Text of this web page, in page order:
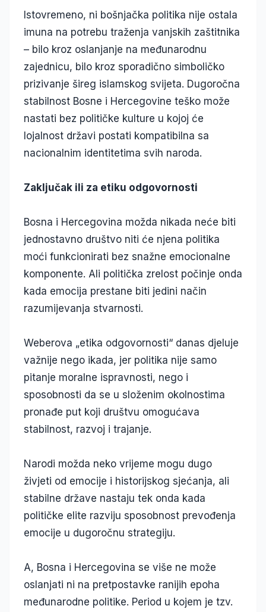
Istovremeno, ni bošnjačka politika nije ostala
imuna na potrebu traženja vanjskih zaštitnika
– bilo kroz oslanjanje na međunarodnu
zajednicu, bilo kroz sporadično simboličko
prizivanje šireg islamskog svijeta. Dugoročna
stabilnost Bosne i Hercegovine teško može
nastati bez političke kulture u kojoj će
lojalnost državi postati kompatibilna sa
nacionalnim identitetima svih naroda.
Zaključak ili za etiku odgovornosti
Bosna i Hercegovina možda nikada neće biti
jednostavno društvo niti će njena politika
moći funkcionirati bez snažne emocionalne
komponente. Ali politička zrelost počinje onda
kada emocija prestane biti jedini način
razumijevanja stvarnosti.
Weberova „etika odgovornosti“ danas djeluje
važnije nego ikada, jer politika nije samo
pitanje moralne ispravnosti, nego i
sposobnosti da se u složenim okolnostima
pronađe put koji društvu omogućava
stabilnost, razvoj i trajanje.
Narodi možda neko vrijeme mogu dugo
živjeti od emocije i historijskog sjećanja, ali
stabilne države nastaju tek onda kada
političke elite razviju sposobnost prevođenja
emocije u dugoročnu strategiju.
A, Bosna i Hercegovina se više ne može
oslanjati ni na pretpostavke ranijih epoha
međunarodne politike. Period u kojem je tzv.